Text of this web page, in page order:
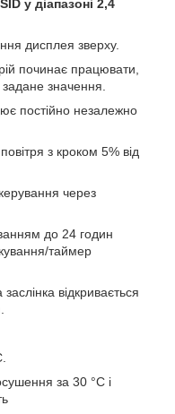
у діапазоні 2,4
дисплея зверху.
починає працювати,
значення.
постійно незалежно
з кроком 5% від
через
до 24 годин
таймер
відкривається
за 30 °C і